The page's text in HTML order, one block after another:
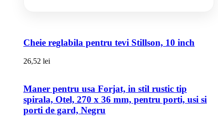
Cheie reglabila pentru tevi Stillson, 10 inch
26,52 lei
Maner pentru usa Forjat, in stil rustic tip
spirala, Otel, 270 x 36 mm, pentru porti, usi si
porti de gard, Negru